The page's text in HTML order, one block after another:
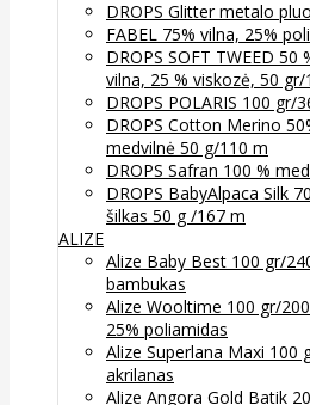
DROPS Glitter metalo
FABEL 75% vilna, 25%
DROPS SOFT TWEED
vilna, 25 % viskozė, 50 gr/
DROPS POLARIS 100 gr/
DROPS Cotton Merino
medvilnė 50 g/110 m
DROPS Safran 100 %
DROPS BabyAlpaca Silk
šilkas 50 g /167 m
ALIZE
Alize Baby Best 100 gr/
bambukas
Alize Wooltime 100 gr/
25% poliamidas
Alize Superlana Maxi 100
akrilanas
Alize Angora Gold Batik